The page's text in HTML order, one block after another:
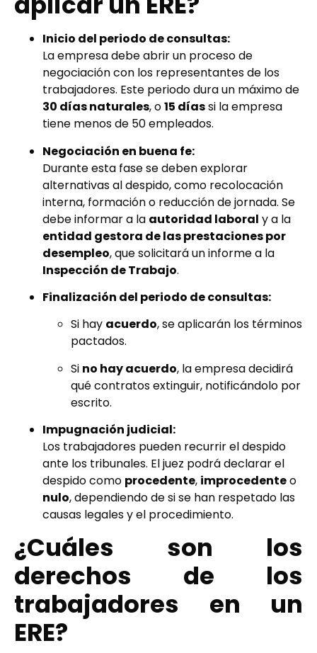
Inicio del periodo de consultas:
La empresa debe abrir un proceso de
negociación con los representantes de los
trabajadores. Este periodo dura un máximo de
30 días naturales, o15 díassi la empresa
tiene menos de 50 empleados.
Negociación en buena fe:
Durante esta fase se deben explorar
alternativas al despido, como recolocación
interna, formación o reducción de jornada. Se
debe informar a la autoridad laboral y a la
entidad gestora de las prestaciones por
desempleo, que solicitará un informe a la
Inspección de Trabajo.
Finalización del periodo de consultas:
Si hay acuerdo, se aplicarán los términos
pactados.
Si no hay acuerdo, la empresa decidirá
qué contratos extinguir, notificándolo por
escrito.
Impugnación judicial:
Los trabajadores pueden recurrir el despido
ante los tribunales. El juez podrá declarar el
despido como procedente, improcedenteo
nulo, dependiendo de si se han respetado las
causas legales y el procedimiento.
¿Cuáles son los
derechos de los
trabajadores en un
ERE?